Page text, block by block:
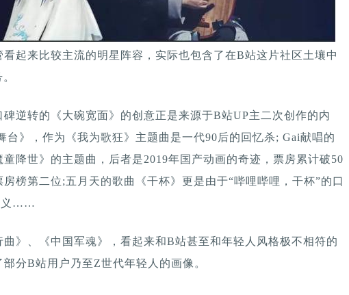
看起来比较主流的明星阵容，实际也包含了在B站这片社区土壤中
碑逆转的《大碗宽面》的创意正是来源于B站UP主二次创作的内
台》，作为《我为歌狂》主题曲是一代90后的回忆杀; Gai献唱的
童降世》的主题曲，后者是2019年国产动画的奇迹，票房累计破50
榜第二位;五月天的歌曲《干杯》更是由于“哔哩哔哩，干杯”的口
义……
曲》、《中国军魂》，看起来和B站甚至和年轻人风格极不相符的
分B站用户乃至Z世代年轻人的画像。